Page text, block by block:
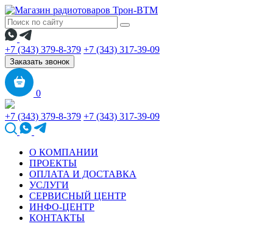
+7 (343) 379-8-379 +7 (343) 317-39-09
Заказать звонок
0
+7 (343) 379-8-379 +7 (343) 317-39-09
О КОМПАНИИ
ПРОЕКТЫ
ОПЛАТА И ДОСТАВКА
УСЛУГИ
СЕРВИСНЫЙ ЦЕНТР
ИНФО-ЦЕНТР
КОНТАКТЫ